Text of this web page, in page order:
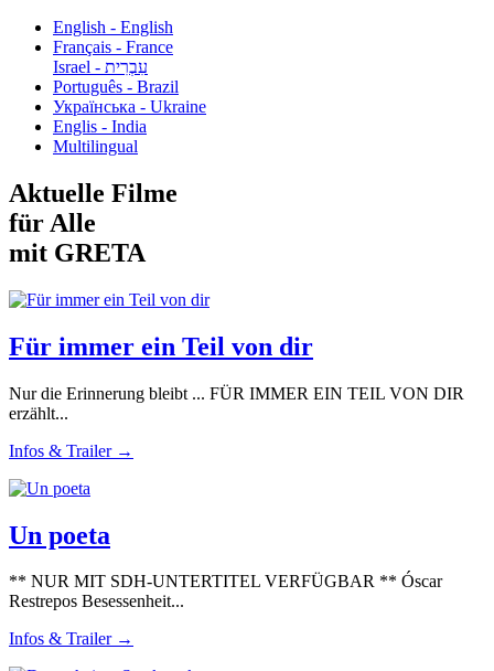
English - English
Français - France
עִבְרִית - Israel
Português - Brazil
Українська - Ukraine
Englis - India
Multilingual
Aktuelle Filme
für Alle
mit GRETA
Für immer ein Teil von dir
Nur die Erinnerung bleibt ... FÜR IMMER EIN TEIL VON DIR
erzählt...
Infos & Trailer →
Un poeta
** NUR MIT SDH-UNTERTITEL VERFÜGBAR ** Óscar
Restrepos Besessenheit...
Infos & Trailer →